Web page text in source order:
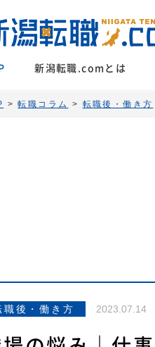
新潟転職.comとは
>転職コラム > 転職後・働き方
職後・働き方 2023.07.14